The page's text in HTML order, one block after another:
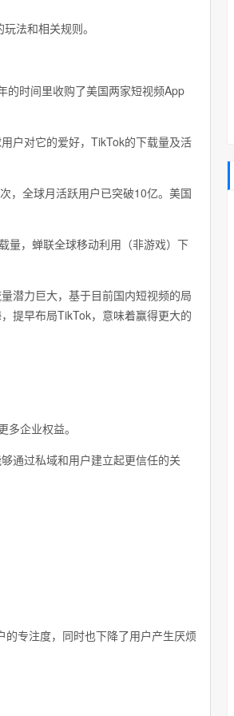
法和相关规则。
的时间里收购了美国两家短视频App
户对它的爱好，TikTok的下载量及活
，全球月活跃用户已突破10亿。美国
量，蝉联全球移动利用（非游戏）下
潜力巨大，基于目前国内短视频的局
提早布局TikTok，意味着赢得更大的
企业权益。
通过私域和用户建立起更信任的关
专注度，同时也下降了用户产生厌烦